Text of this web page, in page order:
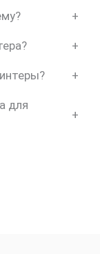
+
+
+
для
+